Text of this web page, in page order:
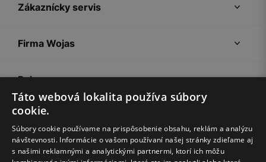
Zákaznícky servis
Firma Wojas
Pokyny
Táto webová lokalita používa súbory
cookie.
Súbory cookie používame na prispôsobenie obsahu, reklám a analýzu
návštevnosti. Informácie o vašom používaní našej stránky zdieľame aj
s našimi reklamnými a analytickými partnermi, ktorí ich môžu